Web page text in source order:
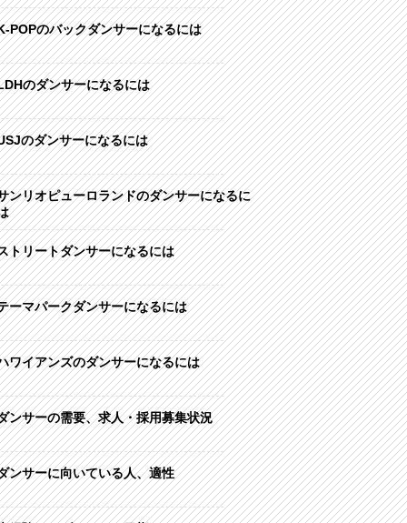
POPのバックダンサーになるには
のダンサーになるには
のダンサーになるには
ンリオピューロランドのダンサーになるに
トリートダンサーになるには
ーマパークダンサーになるには
ワイアンズのダンサーになるには
ンサーの需要、求人・採用募集状況
ンサーに向いている人、適性